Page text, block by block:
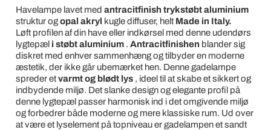
Havelampe lavet med antracitfinish trykstøbt aluminium
struktur ogopal akryl kugle diffuser, helt Made in Italy.
Løft profilen af din have eller indkørsel med denne udendørs
lygtepæl i støbt aluminium. Antracitfinishen blander sig
diskret med enhver sammenhæng og tilbyder en moderne
æstetik, der ikke går ubemærket hen. Denne gadelampe
spreder etvarmt og blødt lys, ideel til at skabe et sikkert og
indbydende miljø. Det slanke design og elegante profil på
denne lygtepæl passer harmonisk ind i det omgivende miljø
og forbedrer både moderne og mere klassiske rum. Ud over
at være et lyselement på topniveau er gadelampen et sandt